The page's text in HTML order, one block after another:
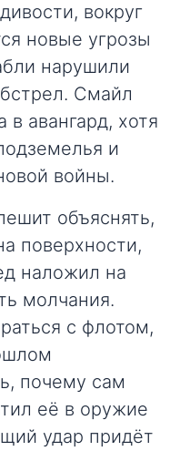
вокруг
новые угрозы
нарушили
Смайл
в авангард, хотя
и
войны.
объяснять,
поверхности,
наложил на
молчания.
с флотом,
почему сам
её в оружие
удар придёт